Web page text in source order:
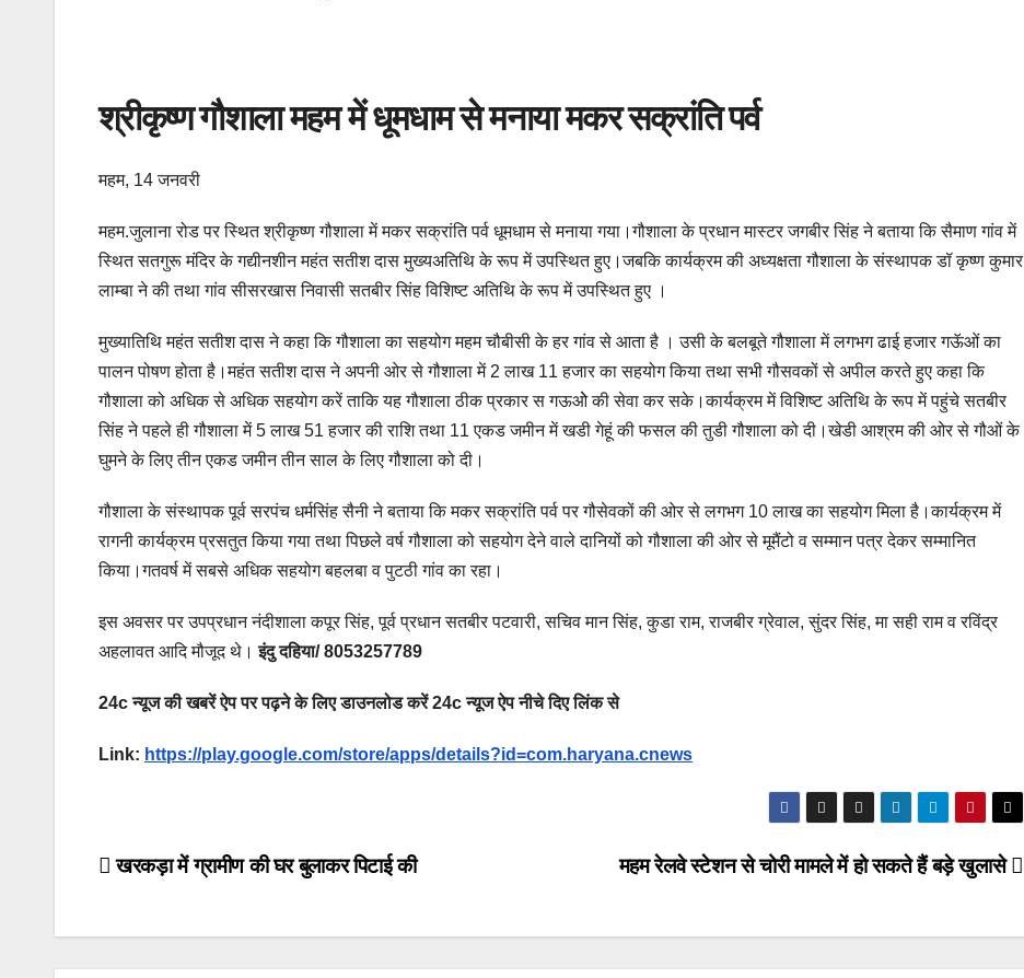
श्रीकृष्ण गौशाला महम में धूमधाम से मनाया मकर सक्रांति पर्व
महम, 14 जनवरी
महम.जुलाना रोड पर स्थित श्रीकृष्ण गौशाला में मकर सक्रांति पर्व धूमधाम से मनाया गया।गौशाला के प्रधान मास्टर जगबीर सिंह ने बताया कि सैमाण गांव में
स्थित सतगुरू मंदिर के गद्यीनशीन महंत सतीश दास मुख्यअतिथि के रूप में उपस्थित हुए।जबकि कार्यक्रम की अध्यक्षता गौशाला के संस्थापक डॉ कृष्ण कुमार
लाम्बा ने की तथा गांव सीसरखास निवासी सतबीर सिंह विशिष्ट अतिथि के रूप में उपस्थित हुए ।
मुख्यातिथि महंत सतीश दास ने कहा कि गौशाला का सहयोग महम चौबीसी के हर गांव से आता है । उसी के बलबूते गौशाला में लगभग ढाई हजार गऊॅओं का
पालन पोषण होता है।महंत सतीश दास ने अपनी ओर से गौशाला में 2 लाख 11 हजार का सहयोग किया तथा सभी गौसवकों से अपील करते हुए कहा कि
गौशाला को अधिक से अधिक सहयोग करें ताकि यह गौशाला ठीक प्रकार स गऊओे की सेवा कर सके।कार्यक्रम में विशिष्ट अतिथि के रूप में पहुंचे सतबीर
सिंह ने पहले ही गौशाला में 5 लाख 51 हजार की राशि तथा 11 एकड जमीन में खडी गेहूं की फसल की तुडी गौशाला को दी।खेडी आश्रम की ओर से गौओं के
घुमने के लिए तीन एकड जमीन तीन साल के लिए गौशाला को दी।
गौशाला के संस्थापक पूर्व सरपंच धर्मसिंह सैनी ने बताया कि मकर सक्रांति पर्व पर गौसेवकों की ओर से लगभग 10 लाख का सहयोग मिला है।कार्यक्रम में
रागनी कार्यक्रम प्रसतुत किया गया तथा पिछले वर्ष गौशाला को सहयोग देने वाले दानियों को गौशाला की ओर से मूमैंटो व सम्मान पत्र देकर सम्मानित
किया।गतवर्ष में सबसे अधिक सहयोग बहलबा व पुटठी गांव का रहा।
इस अवसर पर उपप्रधान नंदीशाला कपूर सिंह, पूर्व प्रधान सतबीर पटवारी, सचिव मान सिंह, कुडा राम, राजबीर ग्रेवाल, सुंदर सिंह, मा सही राम व रविंद्र
अहलावत आदि मौजूद थे।इंदु दहिया/ 8053257789
24c न्यूज की खबरें ऐप पर पढ़ने के लिए डाउनलोड करें 24c न्यूज ऐप नीचे दिए लिंक से
Link: https://play.google.com/store/apps/details?id=com.haryana.cnews
Post
महम रेलवे स्टेशन से चोरी मामले में हो सकते हैं बड़े खुलासे
खरकड़ा में ग्रामीण की घर बुलाकर पिटाई की